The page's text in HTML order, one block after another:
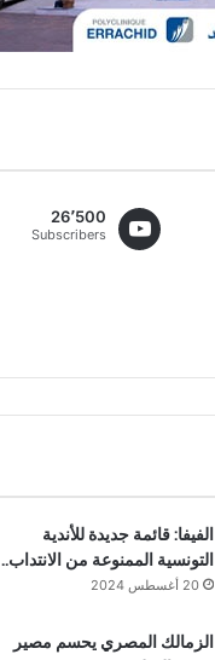
26٬500
Subscribers
الفيفا: قائمة جديدة للأندية
التونسية الممنوعة من الانتداب..
20 أغسطس 2024
الزمالك المصري يحسم مصير